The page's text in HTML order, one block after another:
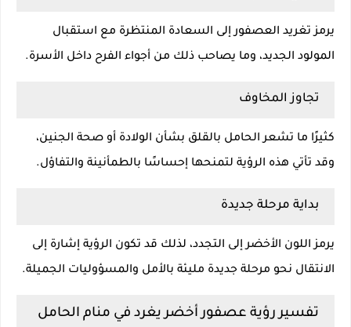
يرمز تغريد العصفور إلى السعادة المنتظرة مع استقبال
المولود الجديد، وما يصاحب ذلك من أجواء الفرح داخل الأسرة.
تجاوز المخاوف
كثيرًا ما تشعر الحامل بالقلق بشأن الولادة أو صحة الجنين،
وقد تأتي هذه الرؤية لتمنحها إحساسًا بالطمأنينة والتفاؤل.
بداية مرحلة جديدة
يرمز اللون الأخضر إلى التجدد، لذلك قد تكون الرؤية إشارة إلى
الانتقال نحو مرحلة جديدة مليئة بالأمل والمسؤوليات الجميلة.
تفسير رؤية عصفور أخضر يغرد في منام الحامل